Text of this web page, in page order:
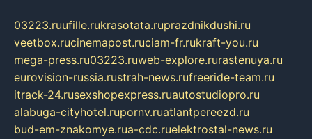
03223.ruufille.rukrasotata.ruprazdnikdushi.ru
veetbox.rucinemapost.ruciam-fr.rukraft-you.ru
mega-press.ru03223.ruweb-explore.rurastenuya.ru
eurovision-russia.rustrah-news.rufreeride-team.ru
itrack-24.rusexshopexpress.ruautostudiopro.ru
alabuga-cityhotel.rupornv.ruatlantpereezd.ru
bud-em-znakomye.rua-cdc.ruelektrostal-news.ru